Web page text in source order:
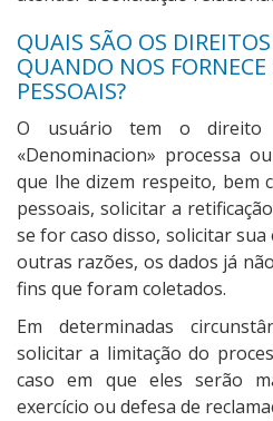
QUAIS SÃO OS
QUANDO NOS FORNECE
PESSOAIS?
O usuário tem o direito
«Denominacion» processa
que lhe dizem respeito, bem
pessoais, solicitar a
se for caso disso, solicitar
outras razões, os dados já
fins que foram coletados.
Em determinadas
solicitar a limitação do
caso em que eles serão
exercício ou defesa de